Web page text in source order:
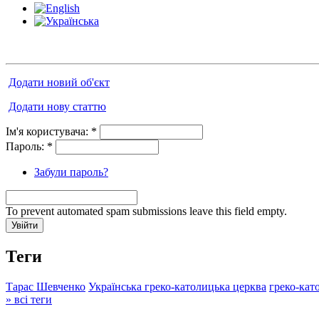
Додати новий об'єкт
Додати нову статтю
Ім'я користувача: *
Пароль: *
Забули пароль?
To prevent automated spam submissions leave this field empty.
Теги
Тарас Шевченко Українська греко-католицька церква греко-
» всі теги